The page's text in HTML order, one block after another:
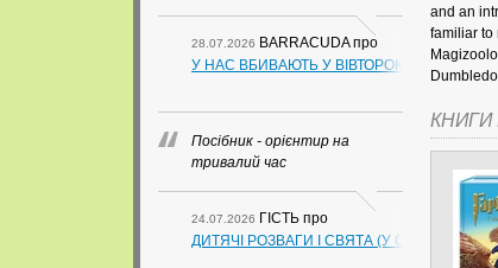
28.07.2026 BARRACUDAпро
У НАС ВБИВАЮТЬ У ВІВТОРОК.
Посібник - орієнтир на
тривалий час
24.07.2026 ГІСТЬ про
ДИТЯЧІ РОЗВАГИ І СВЯТА (У СХЕМАХ,
and an
familiar to
КНИГИ